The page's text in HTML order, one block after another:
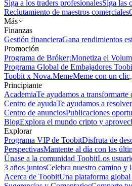
Siga a los traders profesionalesSiga las
Reclutamiento de maestros comerciales
Más
Finanzas
Gestión financieraGana rendimientos
Promoción
Programa de Bróker¡Monetiza el
Programa Global de Embajadores
Toobit x Nova.MemeMeme con un
Principiante
AcademiaTe ayudamos a
Centro de ayudaTe ayudamos a
Centro de anunciosPublicaciones
BlogExplora el mundo cripto y
Explorar
Programa VIP de ToobitDisfruta de
PerspectivasMantente al día con las
Únase a la comunidad ToobitLos
3 años juntosCelebra nuestro camino y
Acerca de ToobitUna plataforma